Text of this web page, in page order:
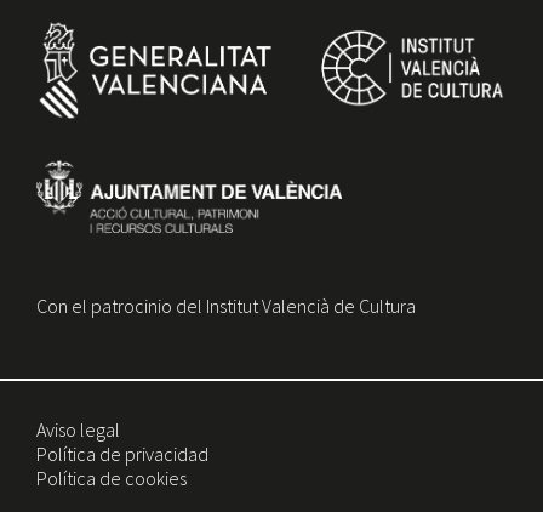
Con el patrocinio del Institut Valencià de Cultura
Aviso legal
Política de privacidad
Política de cookies